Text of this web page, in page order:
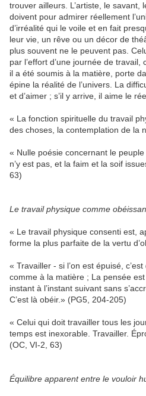
trouver ailleurs. L’artiste, le savant,
doivent pour admirer réellement
d’irréalité qui le voile et en fait
leur vie, un rêve ou un décor de
plus souvent ne le peuvent pas.
par l’effort d’une journée de travail,
il a été soumis à la matière, porte
épine la réalité de l’univers. La
et d’aimer ; s’il y arrive, il aime le
« La fonction spirituelle du travail
des choses, la contemplation de la
« Nulle poésie concernant le
n’y est pas, et la faim et la soif
63)
Le travail physique comme
« Le travail physique consenti est,
forme la plus parfaite de la vertu
« Travailler - si l’on est épuisé,
comme à la matière ; La pensée
instant à l’instant suivant sans
C’est là obéir.» (PG5, 204-205)
« Celui qui doit travailler tous les
temps est inexorable. Travailler.
(OC, VI-2, 63)
Équilibre apparent entre le vouloir